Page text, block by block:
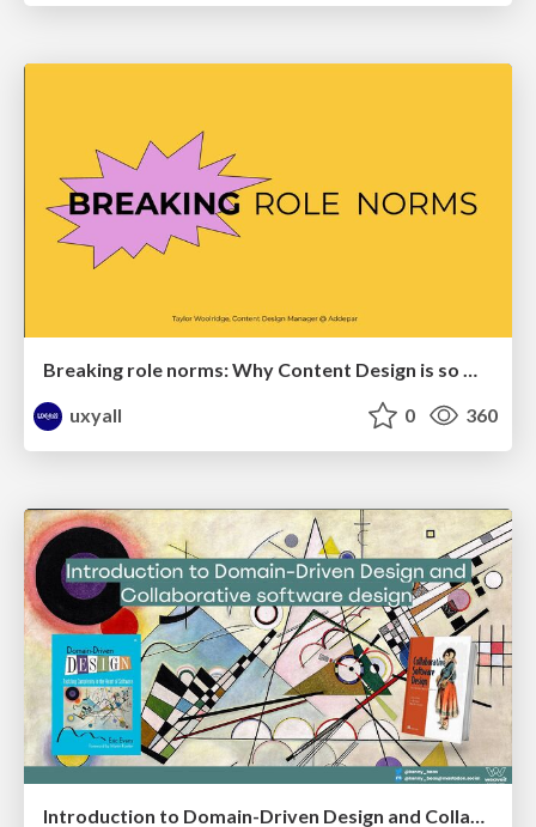
Breaking role norms: Why Content Design is so much more than writing copy - Taylor Woolridge
uxyall
0 360